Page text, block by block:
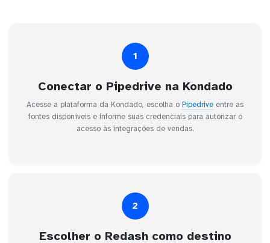
1
Conectar o Pipedrive na Kondado
Acesse a plataforma da Kondado, escolha o Pipedrive entre as
fontes disponíveis e informe suas credenciais para autorizar o
acesso às integrações de vendas.
2
Escolher o Redash como destino